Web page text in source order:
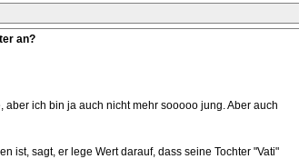
an?
ich bin ja auch nicht mehr sooooo jung. Aber auch
ist, sagt, er lege Wert darauf, dass seine Tochter "Vati"